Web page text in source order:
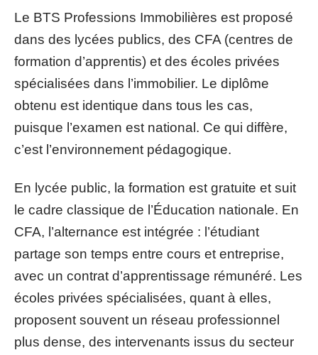
Le BTS Professions Immobilières est proposé
dans des lycées publics, des CFA (centres de
formation d’apprentis) et des écoles privées
spécialisées dans l’immobilier. Le diplôme
obtenu est identique dans tous les cas,
puisque l’examen est national. Ce qui diffère,
c’est l’environnement pédagogique.
En lycée public, la formation est gratuite et suit
le cadre classique de l’Éducation nationale. En
CFA, l’alternance est intégrée : l’étudiant
partage son temps entre cours et entreprise,
avec un contrat d’apprentissage rémunéré. Les
écoles privées spécialisées, quant à elles,
proposent souvent un réseau professionnel
plus dense, des intervenants issus du secteur